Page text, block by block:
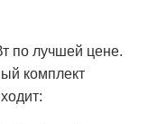
по лучшей цене.
комплект